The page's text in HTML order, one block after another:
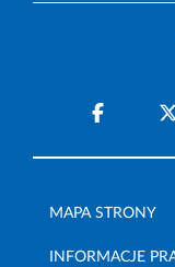
MAPA STRONY
INFORMACJE